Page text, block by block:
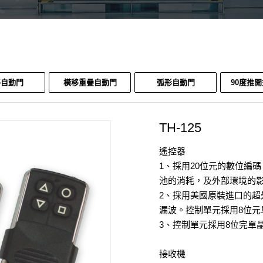
動門 橫移重疊自動門 弧形自動門 90度推
TH-125
遙控器
1、採用20位元的數位編
池的消耗，及外部環境的
2、採用美國原裝進口的
漏波。控制單元採用8位
3、控制單元採用8位完單
接收機